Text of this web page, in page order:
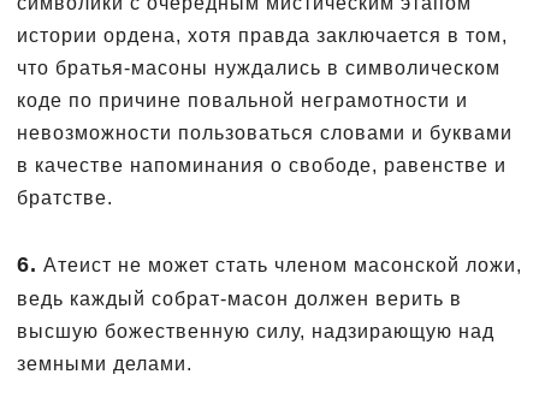
истории ордена, хотя правда заключается в том,
что братья-масоны нуждались в символическом
коде по причине повальной неграмотности и
невозможности пользоваться словами и буквами
в качестве напоминания о свободе, равенстве и
братстве.
6. Атеист не может стать членом масонской ложи,
ведь каждый собрат-масон должен верить в
высшую божественную силу, надзирающую над
земными делами.